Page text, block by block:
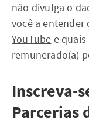
não divulga o
você a entender
YouTube e
remunerado(a)
Inscreva-
Parcerias